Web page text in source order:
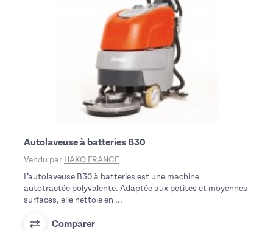
Autolaveuse à batteries B30
Vendu par HAKO FRANCE
L’autolaveuse B30 à batteries est une machine
autotractée polyvalente. Adaptée aux petites et moyennes
surfaces, elle nettoie en ...
Comparer